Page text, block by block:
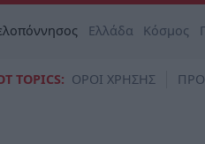
Ελλάδα Κόσμος
TOPICS: ΟΡΟΙ ΧΡΗΣΗΣ